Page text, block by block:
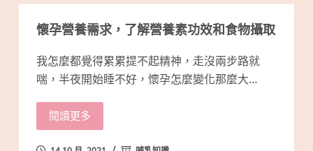
懷孕營養需求，了解營養素功效和食物攝取
我怎麼都覺得累累提不起精神，走沒兩步路就
喘，半夜開始睡不好，懷孕怎麼變化那麼大…
閱讀更多